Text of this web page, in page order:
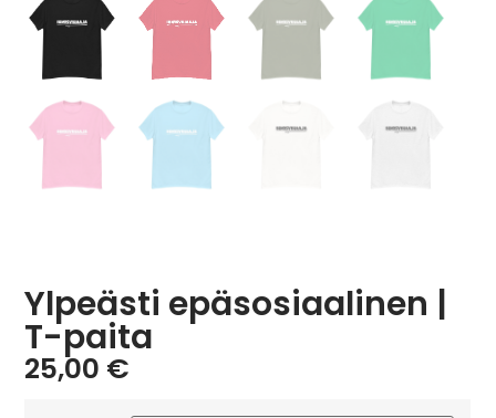
Ylpeästi epäsosiaalinen |
T-paita
25,00 €